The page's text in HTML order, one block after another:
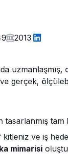
2013
gerçek,
tasarlanmış
kitleniz ve iş
mimarisi